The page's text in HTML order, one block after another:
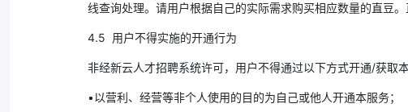
线查询处理。请用户根据自己的实际需求购买相应数量的直豆
4.5 用户不得实施的开通行为
非经新云人才招聘系统许可，用户不得通过以下方式开通/获取
•以营利、经营等非个人使用的目的为自己或他人开通本服务；